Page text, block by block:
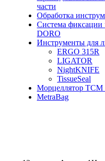
части
Обработка
Система фиксации
DORO
Инструменты для
ERGO 315R
LIGATOR
NightKNIFE
TissueSeal
Морцеллятор ТСМ
MetraBag